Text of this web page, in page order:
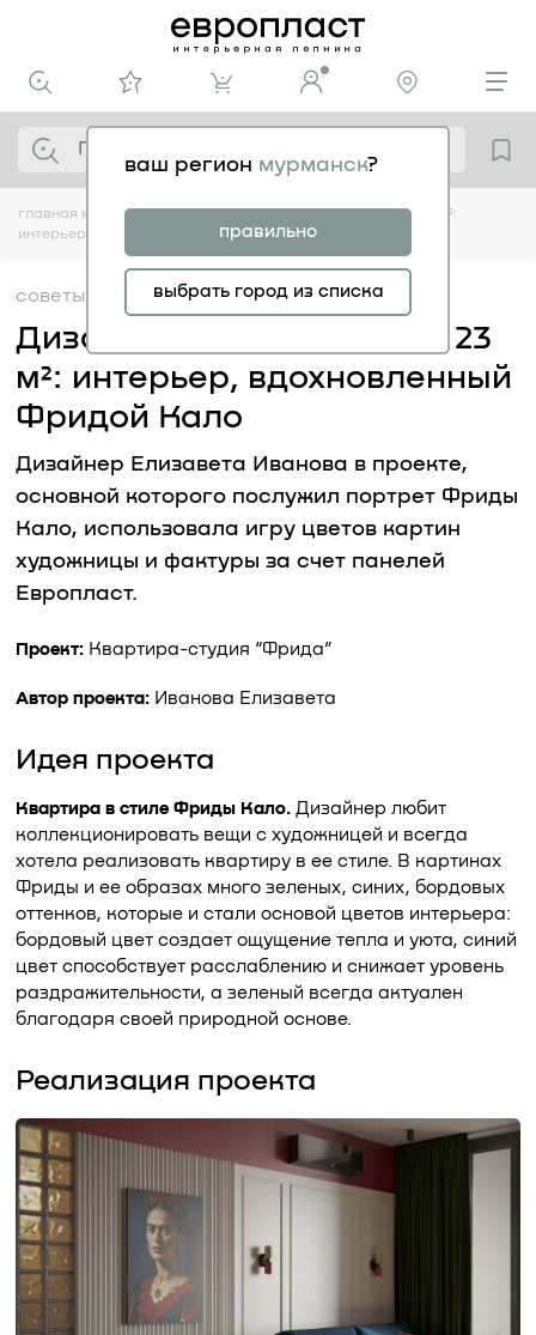
ваш регион мурманск?
правильно
выбрать город из списка
главная медиацентр советы дизайн квартиры-студии 23 м²:
интерьер, вдохновленный фридой кало
советы 31.01
Дизайн квартиры-студии 23
м²: интерьер, вдохновленный
Фридой Кало
Дизайнер Елизавета Иванова в проекте,
основной которого послужил портрет Фриды
Кало, использовала игру цветов картин
художницы и фактуры за счет панелей
Европласт.
Проект: Квартира-студия “Фрида”
Автор проекта:Иванова Елизавета
Идея проекта
Квартира в стиле Фриды Кало.Дизайнер любит
коллекционировать вещи с художницей и всегда
хотела реализовать квартиру в ее стиле. В картинах
Фриды и ее образах много зеленых, синих, бордовых
оттенков, которые и стали основой цветов интерьера:
бордовый цвет создает ощущение тепла и уюта, синий
цвет способствует расслаблению и снижает уровень
раздражительности, а зеленый всегда актуален
благодаря своей природной основе.
Реализация проекта